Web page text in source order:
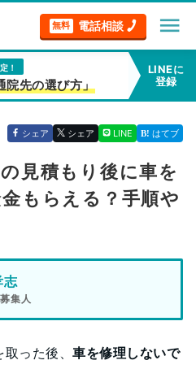
無料 電話相談 menu
！
院先の選び方」
LINEに
登録
シェア シェア LINE はてブ
見積もり後に車を
もらえる？手順や
志
集人
取った後、車を修理しないで